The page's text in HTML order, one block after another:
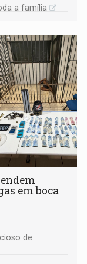
a família
em boca
de